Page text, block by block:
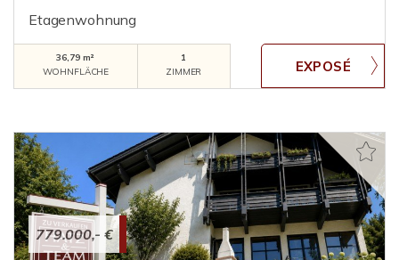
Etagenwohnung
36,79 m²
WOHNFLÄCHE
1
ZIMMER
779.000,- €